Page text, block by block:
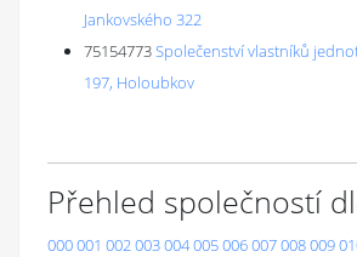
Jankovského 322
75154773Společenství vlastníků
197, Holoubkov
Přehled společností
000001 002003004005006007008009